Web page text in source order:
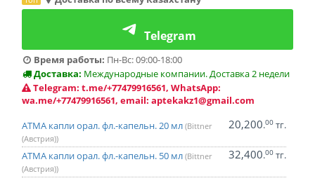
Telegram
Время работы: Пн-Вс: 09:00-18:00
Доставка: Международные компании. Доставка 2 недели
Telegram: t.me/+77479916561, WhatsApp:
wa.me/+77479916561, email: aptekakz1@gmail.com
АТМА капли орал. фл.-капельн. 20 мл (Bittner
(Австрия))
20,200.00 тг.
АТМА капли орал. фл.-капельн. 50 мл (Bittner
(Австрия))
32,400.00 тг.